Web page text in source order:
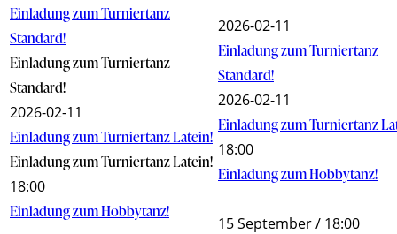
Einladung zum Turniertanz
Standard!
Einladung zum Turniertanz
Standard!
2026-02-11
Einladung zum Turniertanz Latein!
Einladung zum Turniertanz Latein!
18:00
Einladung zum Hobbytanz!
2026-02-11
Einladung zum Turniertanz
Standard!
2026-02-11
Einladung zum Turniertanz
18:00
Einladung zum Hobbytanz!
15 September / 18:00